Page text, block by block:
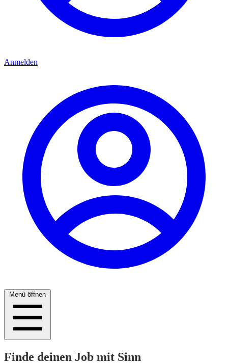
Anmelden
Menü öffnen
Finde deinen Job mit Sinn